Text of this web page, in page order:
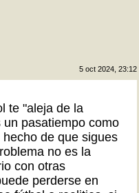
5 oct 2024, 23:12
te "aleja de la
pasatiempo como
de que sigues
no es la
con otras
perderse en